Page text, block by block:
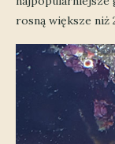
rosną większe niż